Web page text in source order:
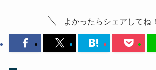
よかったらシェアしてね！